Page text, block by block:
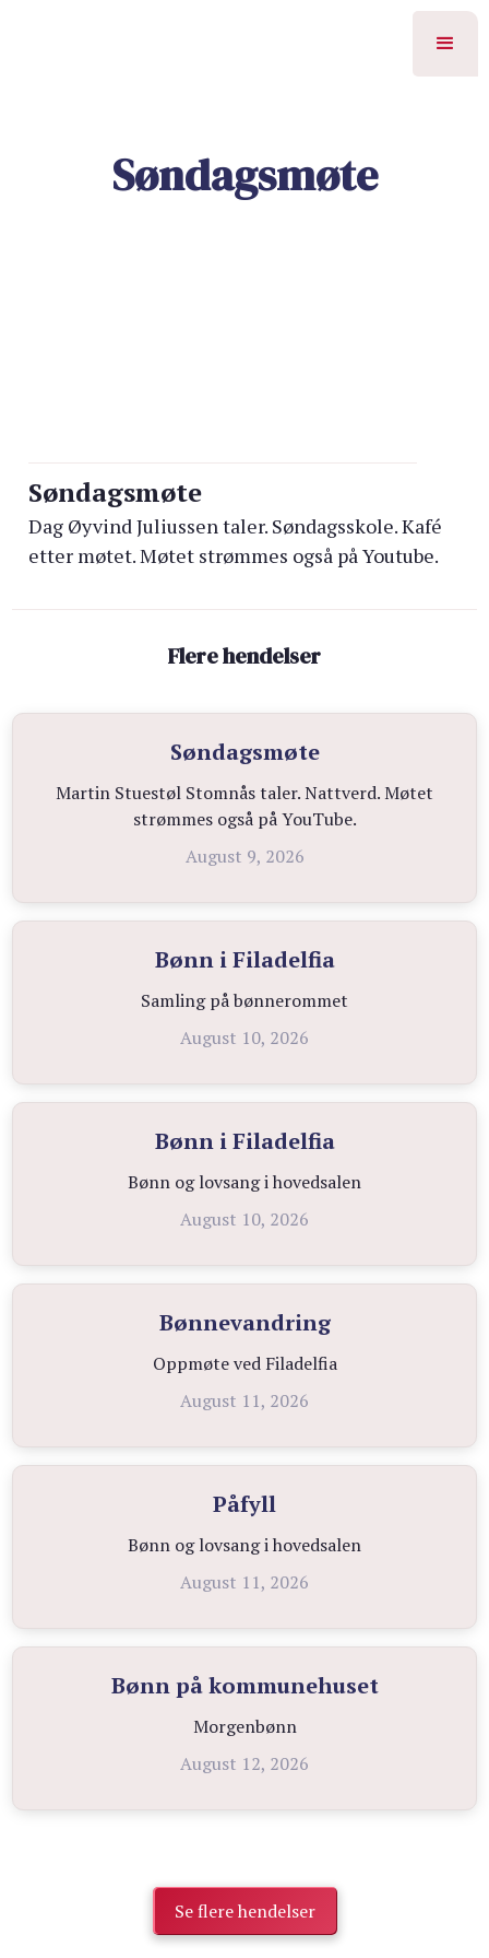
Søndagsmøte
Søndagsmøte
Dag Øyvind Juliussen taler. Søndagsskole. Kafé
etter møtet. Møtet strømmes også på Youtube.
Flere hendelser
Søndagsmøte
Martin Stuestøl Stomnås taler. Nattverd. Møtet
strømmes også på YouTube.
August 9, 2026
Bønn i Filadelfia
Samling på bønnerommet
August 10, 2026
Bønn i Filadelfia
Bønn og lovsang i hovedsalen
August 10, 2026
Bønnevandring
Oppmøte ved Filadelfia
August 11, 2026
Påfyll
Bønn og lovsang i hovedsalen
August 11, 2026
Bønn på kommunehuset
Morgenbønn
August 12, 2026
Se flere hendelser